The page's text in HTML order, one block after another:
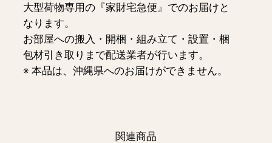
大型荷物専用の『家財宅急便』でのお届けと
なります。
お部屋への搬入・開梱・組み立て・設置・梱
包材引き取りまで配送業者が行います。
※ 本品は、沖縄県へのお届けができません。
関連商品